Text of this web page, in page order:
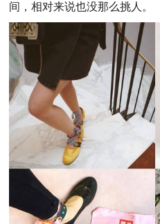
间，相对来说也没那么挑人。